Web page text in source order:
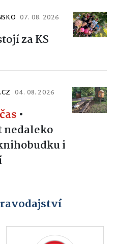
07. 08. 2026
za KS
04. 08. 2026
•
nedaleko
i